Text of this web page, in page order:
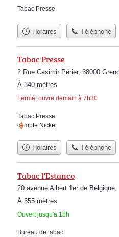
Tabac Presse
Horaires Téléphone
Tabac Presse
2 Rue Casimir Périer, 38000
À 340 mètres
Fermé, ouvre demain à 7h30
Tabac Presse
compte Nickel
Horaires Téléphone
Tabac l'Estanco
20 avenue Albert 1er de Belgique,
À 355 mètres
Ouvert jusqu'à 18h
Bureau de tabac